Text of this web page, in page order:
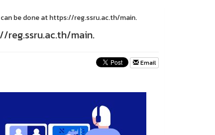
be done at https://reg.ssru.ac.th/main.
reg.ssru.ac.th/main.
Email